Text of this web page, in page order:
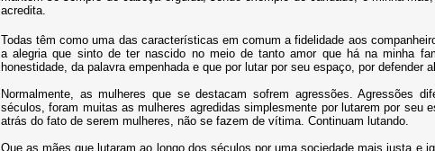
acredita.
Todas têm como uma das características em comum a fidelidade aos
a alegria que sinto de ter nascido no meio de tanto amor que há na minha
honestidade, da palavra empenhada e que por lutar por seu espaço, por
Normalmente, as mulheres que se destacam sofrem agressões. Agressões
séculos, foram muitas as mulheres agredidas simplesmente por lutarem por seu
atrás do fato de serem mulheres, não se fazem de vítima. Continuam lutando.
Que as mães que lutaram ao longo dos séculos por uma sociedade mais justa e